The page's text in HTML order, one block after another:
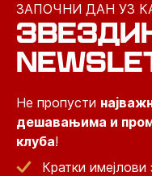
ЗАПОЧНИ ДАН УЗ
Не пропусти
дешавањима и
клуба!
Кратки имејлови